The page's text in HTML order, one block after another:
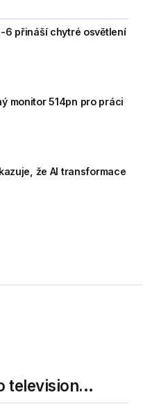
6 přináší chytré osvětlení
monitor 514pn pro práci
že AI transformace
television…